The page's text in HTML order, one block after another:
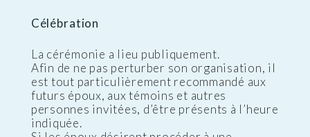
Célébration
La cérémonie a lieu publiquement.
Afin de ne pas perturber son organisation, il
est tout particulièrement recommandé aux
futurs époux, aux témoins et autres
personnes invitées, d’être présents à l’heure
indiquée.